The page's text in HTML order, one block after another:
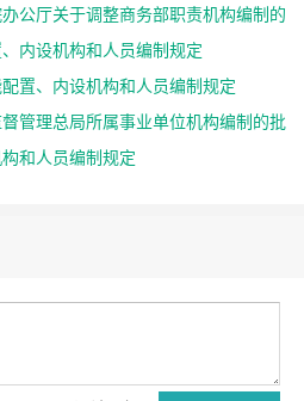
公厅关于调整商务部职责机构编制的
内设机构和人员编制规定
置、内设机构和人员编制规定
管理总局所属事业单位机构编制的批
和人员编制规定